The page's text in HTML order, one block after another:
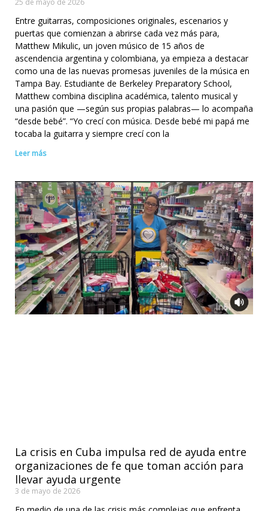
Entre guitarras, composiciones originales, escenarios y
puertas que comienzan a abrirse cada vez más para,
Matthew Mikulic, un joven músico de 15 años de
ascendencia argentina y colombiana, ya empieza a destacar
como una de las nuevas promesas juveniles de la música en
Tampa Bay. Estudiante de Berkeley Preparatory School,
Matthew combina disciplina académica, talento musical y
una pasión que —según sus propias palabras— lo acompaña
“desde bebé”. “Yo crecí con música. Desde bebé mi papá me
tocaba la guitarra y siempre crecí con la
Leer más
La crisis en Cuba impulsa red de ayuda entre
organizaciones de fe que toman acción para
llevar ayuda urgente
3 de mayo de 2026